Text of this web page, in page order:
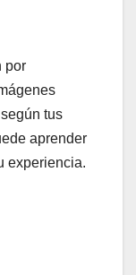
por
tus
aprender
experiencia.